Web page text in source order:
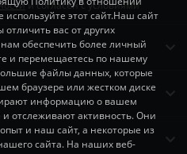
и согласен с условиями
этот сайт.Наш сайт
вас от других
обеспечить более личный
и перемещаетесь по нашему
файлы данных, которые
браузере или жестком диске
информацию о вашем
отслеживают активность. Они
и наш сайт, а некоторые из
сайта. На наших веб-